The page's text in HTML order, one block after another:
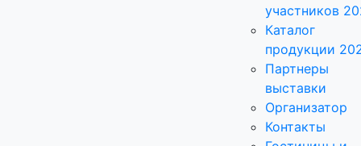
участников
Каталог
продукции
Партнеры
выставки
Организатор
Контакты